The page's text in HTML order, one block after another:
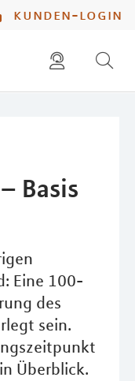
kunden-login
Basis
Eine 100-
des
sein.
Überblick.